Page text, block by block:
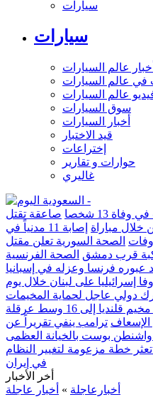
سيارات
سيارات
عالم السيارات
في عالم السيارات
عالم السيارات
سوق السيارات
أخبار السيارات
قيد الاختبار
إختراعات
حوارات و تقارير
غاليري
13 شخصا
صاعقة تقتل
إصابة 11 مدنياً في
الصحة السورية تعلن مقتل
الصحة الفرنسية
عبوره فرنسا وعزله في إسبانيا
ترصد إطلاق 113 مقذوفا إسرائيليا على لبنان خلال يوم
دولي عاجل لحماية المخيمات
ارتفاع إصابات اقتحام مخيم قلنديا إلى 16 وسط عرقلة
الإسعاف ترامب ينفي تقريراً عن
بوست بالخيانة العظمى
خطة مزعومة لتغيير النظام
في إيران
أخر الأخبار
أخبارعاجلة » أخبار عاجلة